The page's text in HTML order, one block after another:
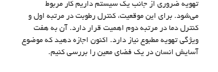
تهویه ضروری از جانب یک سیستم داریم کار مربوط
می‌شود. برای این موقعیت، کنترل رطوبت در مرتبه اول و
کنترل دما در مرتبه دوم اهمیت قرار دارد. آن به هفت
ویژگی تهویه مطبوع نیاز دارد. اکنون اجازه دهید که موضوع
آسایش انسان در یک فضای معین را بررسی کنیم.